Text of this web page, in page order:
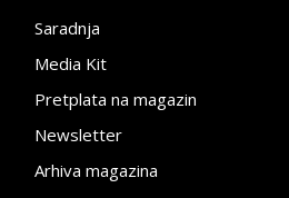
Saradnja
Media Kit
Pretplata na magazin
Newsletter
Arhiva magazina